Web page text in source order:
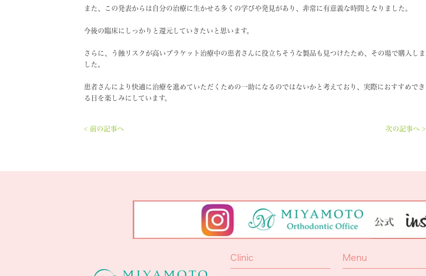
また、この発表からは自分の治療に生かせる多くの学びや発見があり、非常に有意義な時間となりました。
今後の臨床にしっかりと還元していきたいと思います。
さらに、う蝕リスクが高いブラケット治療中の患者さんに役立ちそうな製品も見つけたため、その場で購入しま
した。
患者さんにより快適に治療を進めていただくための一助になるのではないかと考えており、実際におすすめでき
る日を楽しみにしています。
< 前の記事へ 次の記事へ >
Clinic Menu